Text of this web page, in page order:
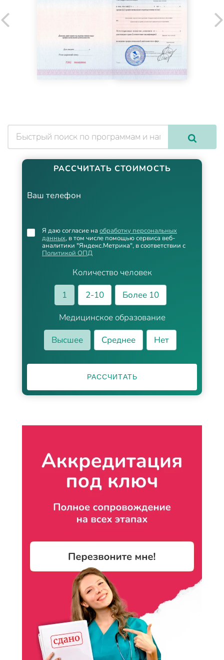
РАССЧИТАТЬ СТОИМОСТЬ
Ваш телефон
Количество человек
1
2-10
Более 10
Медицинское образование
Высшее
Среднее Нет
Я даю согласие на обработку персональных
данных, в том числе помощью сервиса веб-
аналитики "Яндекс.Метрика", в соответствии с
Политикой ОПД
РАССЧИТАТЬ